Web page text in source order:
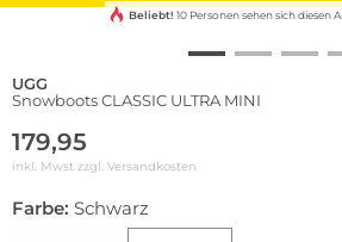
Beliebt! 10 Personen sehen sich diesen
UGG
Snowboots CLASSIC ULTRA MINI
179,95
inkl. Mwst zzgl. Versandkosten
Farbe: Schwarz